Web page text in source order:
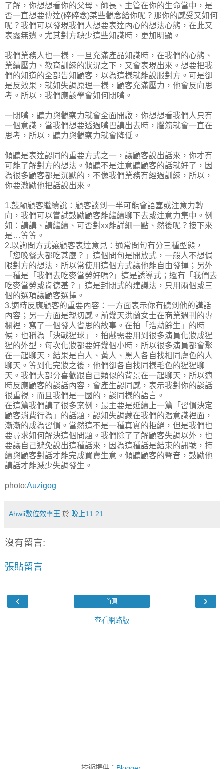
了解，你想想看你的父母、師長、主管在你的生命當中，是
否一直想要傳達(碎碎念)某些觀念給你呢？那你的感受又如何
呢？我們可以發現我們人想要表達內心的想法心態，在此又
表露無遺。尤其對方缺少這些知識時，更加明顯。
我們業務人也一樣，一旦充滿產品知識時，在我們的心態、
業績壓力、教育訓練的狀況之下，又會表現出來。想要把我
們的知道的全部告知顧客，以為這樣就能說服對方。可是卻
是反效果，就如失調原理一樣，顧客充滿壓力，他會反向思
考。所以，我們應該學會如何閉嘴。
一閉嘴，聽力與觀察力就會全面開啟，你想想看我們人只有
一個意識，當我們想要透過嘴巴講出去時，腦筋就會一直在
思考，所以，聽力與觀察力就會降低。
傾聽是表達認同的重要方式之一，讓顧客說出話來，你才有
可能了解對方的想法。傾聽不是注意聽顧客的話就好了，因
為很多顧客都是沉默的，不像我們業務有經過訓練，所以，
你要激勵他把話說出來。
1.鼓勵顧客繼續說：顧客談到一半可能會語塞或注意力轉
向，我們可以嘗試鼓勵顧客能繼續聊下去或注意力集中。例
如：請講、請繼續、可否對xx能詳細一點、然後呢？接下來
是…等等。
2.以詢問方式讓顧客表達意見：通常問句有分三種型態，
「您晚餐大都吃甚麼？」這個問句是開放式，一般人不想侷
限對方的想法，所以常使用這個方式讓他能自由發揮；另外
一種是「我們去吃麥當勞好嗎?」這是誘導式；還有「我們去
吃麥當勞或肯德基？」這是封閉式的建議法，只用兩個或三
個的選項讓顧客選擇。
3.適時反應顧客的重要內容：一方面表示你有聽到他的講話
內容；另一方面是親切感。前幾天洪蘭女士在商業週刊的專
欄裡，寫了一個發人省思的故事。在拍「浩劫餘生」的時
候，也稱為「決戰猩球」，拍戲需要用到很多演員化妝成猩
猩的外型，每次化妝都要好幾個小時，所以很多演員都會聚
在一起聊天，結果是白人、黃人、黑人各自找相同膚色的人
聊天。等到化完妝之後，他們卻各自找同樣毛色的猩猩聊
天。我們大部分喜歡跟自己類似的背景在一起聊天，所以適
時反應顧客的談話內容，會產生認同感，表示我對你的談話
很重視，而且我們是一國的，談同樣的語言。
在這篇我們講了很多案例，最主要是延續上一篇「習慣決定
顧客消費行為」的話題，認知失調藏在我們的潛意識裡面，
漸漸的成為習慣。當然這不是一種真實的拒絕，但是我們也
要尋求如何解決這個問題。我們除了了解顧客失調以外，也
要讓自己避免說出這種話來，因為這種話是結束的訊號，持
續與顧客對話才能完成買賣生意。傾聽顧客的聲音，鼓勵他
講話才能減少失調發生。
photo:Auzigog
Ahwii數位效率王 於 晚上11:21
沒有留言:
張貼留言
‹ ›
首頁
查看網路版